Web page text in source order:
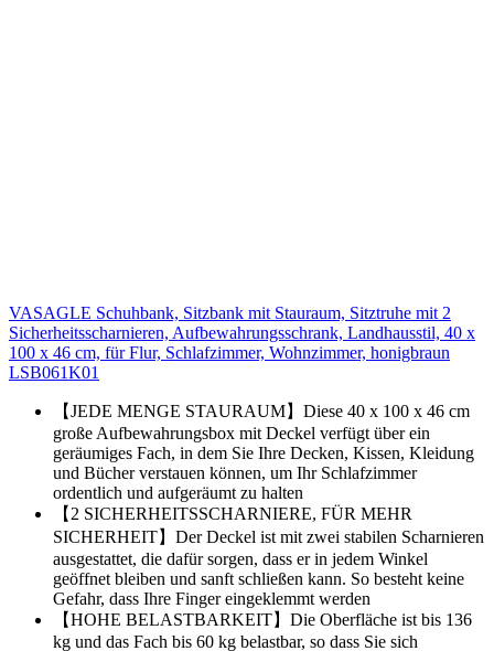
VASAGLE Schuhbank, Sitzbank mit Stauraum, Sitztruhe mit 2
Sicherheitsscharnieren, Aufbewahrungsschrank, Landhausstil, 40 x
100 x 46 cm, für Flur, Schlafzimmer, Wohnzimmer, honigbraun
LSB061K01
【JEDE MENGE STAURAUM】Diese 40 x 100 x 46 cm
große Aufbewahrungsbox mit Deckel verfügt über ein
geräumiges Fach, in dem Sie Ihre Decken, Kissen, Kleidung
und Bücher verstauen können, um Ihr Schlafzimmer
ordentlich und aufgeräumt zu halten
【2 SICHERHEITSSCHARNIERE, FÜR MEHR
SICHERHEIT】Der Deckel ist mit zwei stabilen Scharnieren
ausgestattet, die dafür sorgen, dass er in jedem Winkel
geöffnet bleiben und sanft schließen kann. So besteht keine
Gefahr, dass Ihre Finger eingeklemmt werden
【HOHE BELASTBARKEIT】Die Oberfläche ist bis 136
kg und das Fach bis 60 kg belastbar, so dass Sie sich